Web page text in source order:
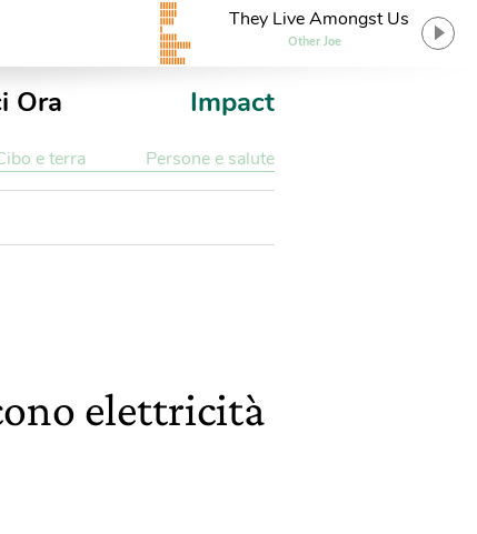
They Live Amongst Us
Other Joe
Ora Impact
e terra Persone e salute
elettricità